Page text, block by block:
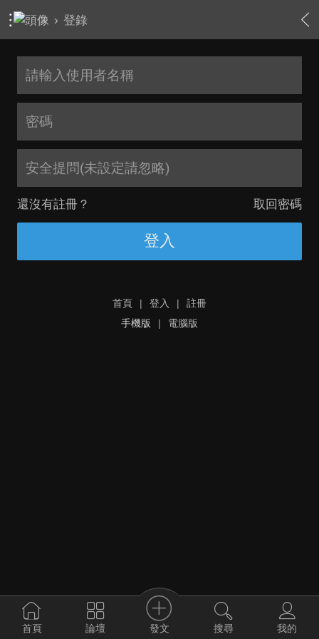
› 登錄
安全提問(未設定請忽略)
還沒有註冊？ 取回密碼
登入
首頁 | 登入 |
註冊
手機版
| 電腦版
首頁 論壇 發文 搜尋 我的